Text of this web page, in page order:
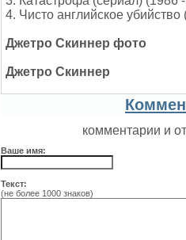
4. Чисто английское
Джетро Скиннер фото
Джетро Скиннер
комментарии и
Ваше имя:
Текст:
(не более 1000 знаков)